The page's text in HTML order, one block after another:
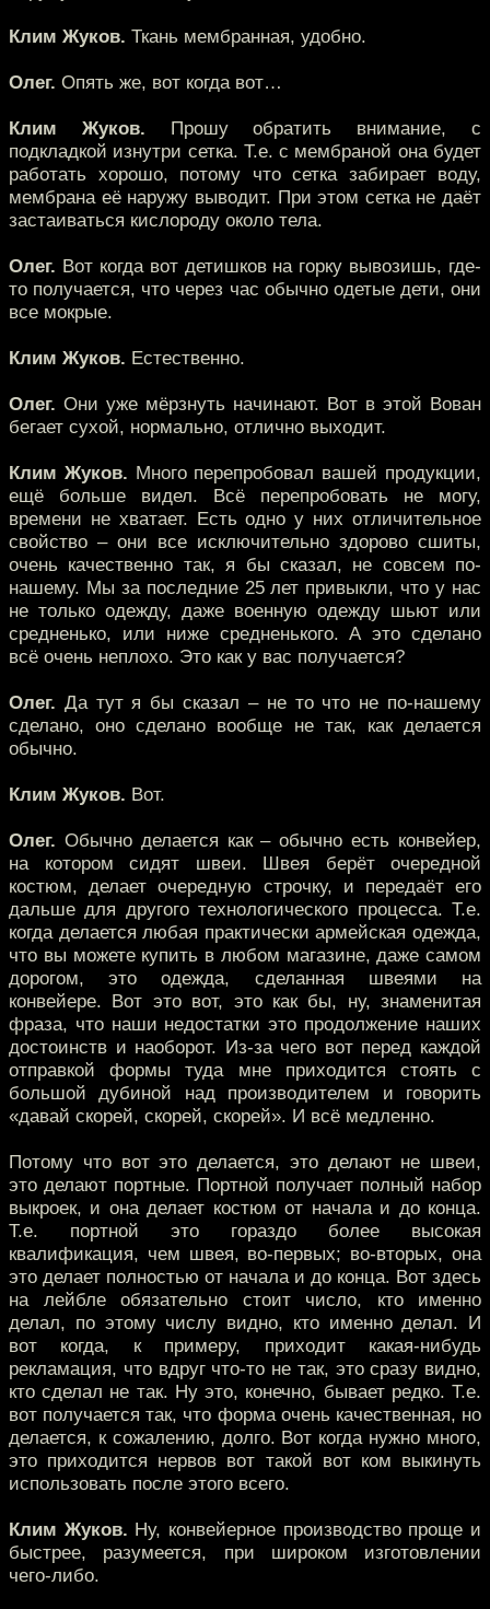
Клим Жуков. Ткань мембранная, удобно.
Олег. Опять же, вот когда вот…
Клим Жуков. Прошу обратить внимание, с
подкладкой изнутри сетка. Т.е. с мембраной она будет
работать хорошо, потому что сетка забирает воду,
мембрана её наружу выводит. При этом сетка не даёт
застаиваться кислороду около тела.
Олег. Вот когда вот детишков на горку вывозишь, где-
то получается, что через час обычно одетые дети, они
все мокрые.
Клим Жуков. Естественно.
Олег. Они уже мёрзнуть начинают. Вот в этой Вован
бегает сухой, нормально, отлично выходит.
Клим Жуков. Много перепробовал вашей продукции,
ещё больше видел. Всё перепробовать не могу,
времени не хватает. Есть одно у них отличительное
свойство – они все исключительно здорово сшиты,
очень качественно так, я бы сказал, не совсем по-
нашему. Мы за последние 25 лет привыкли, что у нас
не только одежду, даже военную одежду шьют или
средненько, или ниже средненького. А это сделано
всё очень неплохо. Это как у вас получается?
Олег. Да тут я бы сказал – не то что не по-нашему
сделано, оно сделано вообще не так, как делается
обычно.
Клим Жуков. Вот.
Олег. Обычно делается как – обычно есть конвейер,
на котором сидят швеи. Швея берёт очередной
костюм, делает очередную строчку, и передаёт его
дальше для другого технологического процесса. Т.е.
когда делается любая практически армейская одежда,
что вы можете купить в любом магазине, даже самом
дорогом, это одежда, сделанная швеями на
конвейере. Вот это вот, это как бы, ну, знаменитая
фраза, что наши недостатки это продолжение наших
достоинств и наоборот. Из-за чего вот перед каждой
отправкой формы туда мне приходится стоять с
большой дубиной над производителем и говорить
«давай скорей, скорей, скорей». И всё медленно.
Потому что вот это делается, это делают не швеи,
это делают портные. Портной получает полный набор
выкроек, и она делает костюм от начала и до конца.
Т.е. портной это гораздо более высокая
квалификация, чем швея, во-первых; во-вторых, она
это делает полностью от начала и до конца. Вот здесь
на лейбле обязательно стоит число, кто именно
делал, по этому числу видно, кто именно делал. И
вот когда, к примеру, приходит какая-нибудь
рекламация, что вдруг что-то не так, это сразу видно,
кто сделал не так. Ну это, конечно, бывает редко. Т.е.
вот получается так, что форма очень качественная, но
делается, к сожалению, долго. Вот когда нужно много,
это приходится нервов вот такой вот ком выкинуть
использовать после этого всего.
Клим Жуков. Ну, конвейерное производство проще и
быстрее, разумеется, при широком изготовлении
чего-либо.